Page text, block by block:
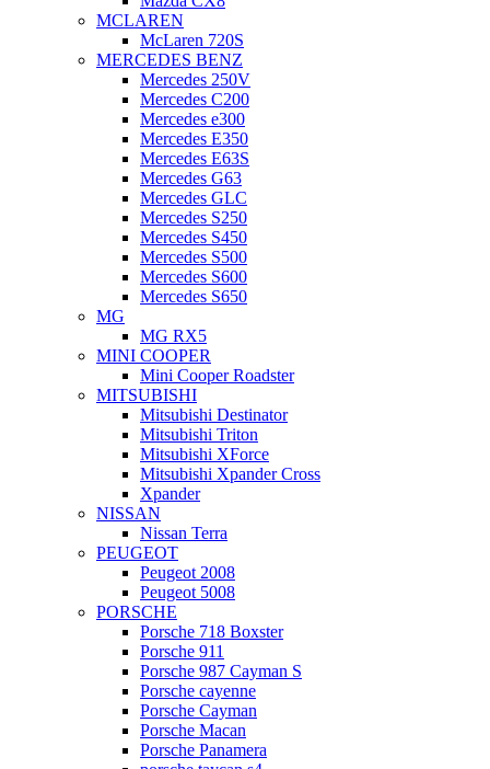
MCLAREN
McLaren 720S
MERCEDES BENZ
Mercedes 250V
Mercedes C200
Mercedes e300
Mercedes E350
Mercedes E63S
Mercedes G63
Mercedes GLC
Mercedes S250
Mercedes S450
Mercedes S500
Mercedes S600
Mercedes S650
MG
MG RX5
MINI COOPER
Mini Cooper Roadster
MITSUBISHI
Mitsubishi Destinator
Mitsubishi Triton
Mitsubishi XForce
Mitsubishi Xpander Cross
Xpander
NISSAN
Nissan Terra
PEUGEOT
Peugeot 2008
Peugeot 5008
PORSCHE
Porsche 718 Boxster
Porsche 911
Porsche 987 Cayman S
Porsche cayenne
Porsche Cayman
Porsche Macan
Porsche Panamera